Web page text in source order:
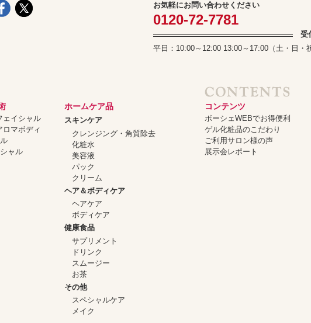
お気軽にお問い合わせください
0120-72-7781
受
平日：10:00～12:00 13:00～17:00（土・日・
ェイシャル
ロマボディ
ャル
ホームケア品
スキンケア
クレンジング・角質除去
化粧水
美容液
パック
クリーム
ヘア＆ボディケア
ヘアケア
ボディケア
健康食品
サプリメント
ドリンク
スムージー
お茶
その他
スペシャルケア
メイク
コンテンツ
ボーシェWEBでお得便利
ゲル化粧品のこだわり
ご利用サロン様の声
展示会レポート